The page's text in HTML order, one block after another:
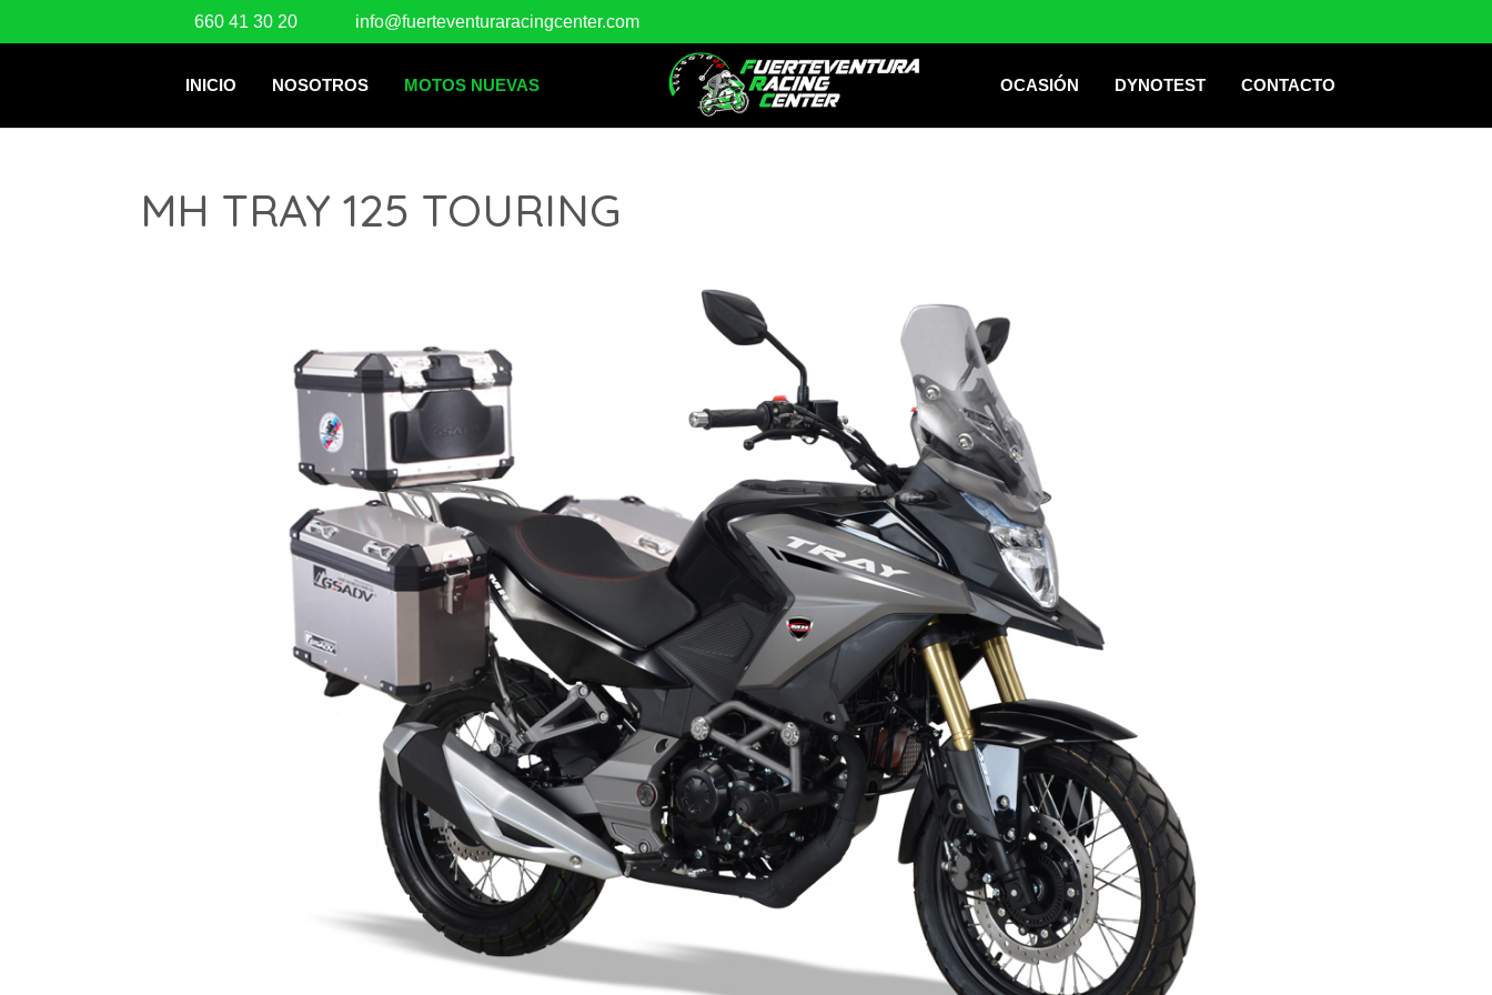
660 41 30 20 info@fuerteventuraracingcenter.com
INICIO NOSOTROS MOTOS NUEVAS OCASIÓN DYNOTEST CONTACTO
MH TRAY 125 TOURING